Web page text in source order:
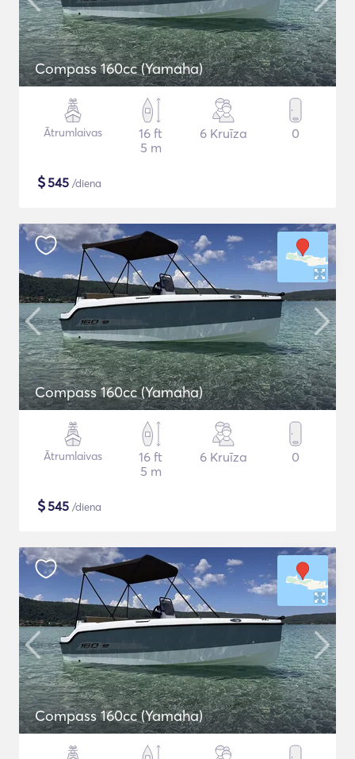
Compass 160cc (Yamaha)
Ātrumlaivas
16 ft
5 m
6 Kruīza 0
$545 /diena
Compass 160cc (Yamaha)
Ātrumlaivas
16 ft
5 m
6 Kruīza 0
$545 /diena
Compass 160cc (Yamaha)